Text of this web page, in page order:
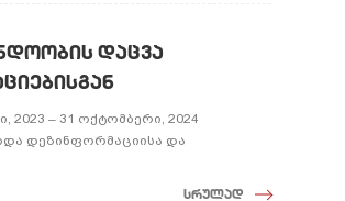
დაცვა
– 31 ოქტომბერი, 2024
დეზინფორმაციისა და
სრულად